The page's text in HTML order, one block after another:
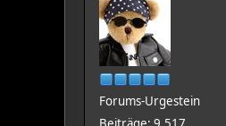
Forums-Urgestein